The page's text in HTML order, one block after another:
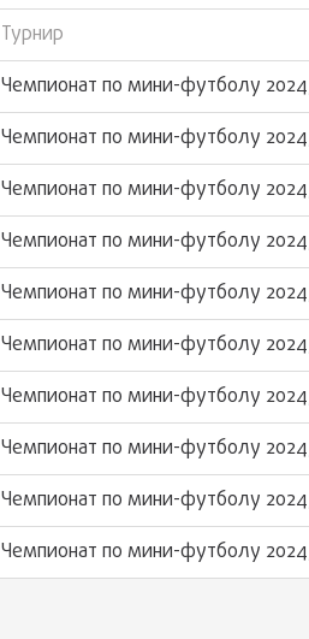
Турнир
Чемпионат по мини-футболу
Чемпионат по мини-футболу
Чемпионат по мини-футболу
Чемпионат по мини-футболу
Чемпионат по мини-футболу
Чемпионат по мини-футболу
Чемпионат по мини-футболу
Чемпионат по мини-футболу
Чемпионат по мини-футболу
Чемпионат по мини-футболу